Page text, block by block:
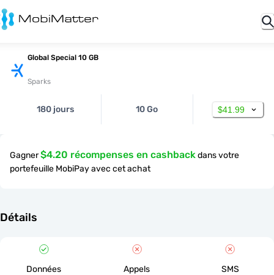
Global Special 10 GB
Sparks
180 jours 10 Go $41.99
Gagner$4.20 récompenses en cashbackdans votre
portefeuille MobiPay avec cet achat
Détails
Données Appels SMS